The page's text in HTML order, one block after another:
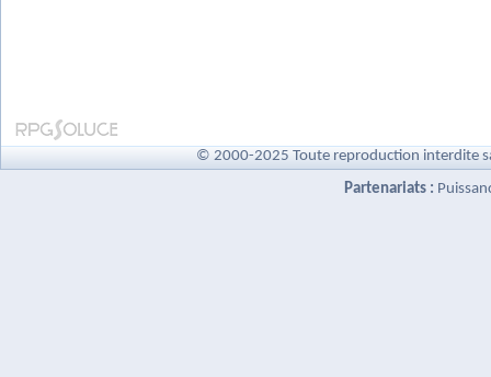
© 2000-2025 Toute reproduction interdite
Partenariats :